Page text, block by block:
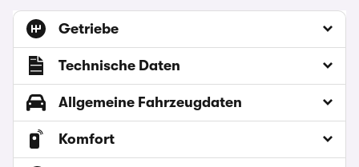
Getriebe
Technische Daten
Allgemeine Fahrzeugdaten
Komfort